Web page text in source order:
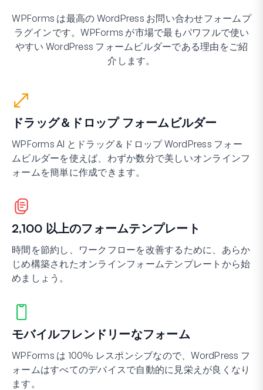
WPForms は最高の WordPress お問い合わせフォームプ
ラグインです。WPForms が市場で最もパワフルで使い
やすい WordPress フォームビルダーである理由をご紹
介します。
ドラッグ＆ドロップ フォームビルダー
WPForms AI とドラッグ＆ドロップ WordPress フォー
ムビルダーを使えば、わずか数分で美しいオンラインフ
ォームを簡単に作成できます。
2,100 以上のフォームテンプレート
時間を節約し、ワークフローを改善するために、あらか
じめ構築されたオンラインフォームテンプレートから始
めましょう。
モバイルフレンドリーなフォーム
WPForms は 100% レスポンシブなので、WordPress フ
ォームはすべてのデバイスで自動的に見栄えが良くなり
ます。